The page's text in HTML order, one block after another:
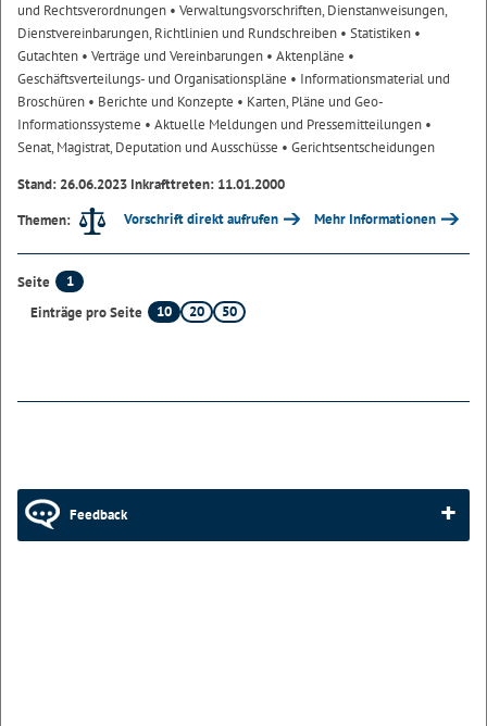
und Rechtsverordnungen • Verwaltungsvorschriften, Dienstanweisungen,
Dienstvereinbarungen, Richtlinien und Rundschreiben • Statistiken •
Gutachten • Verträge und Vereinbarungen • Aktenpläne •
Geschäftsverteilungs- und Organisationspläne • Informationsmaterial und
Broschüren • Berichte und Konzepte • Karten, Pläne und Geo-
Informationssysteme • Aktuelle Meldungen und Pressemitteilungen •
Senat, Magistrat, Deputation und Ausschüsse • Gerichtsentscheidungen
Stand: 26.06.2023 Inkrafttreten: 11.01.2000
Themen:
Vorschrift direkt aufrufen Mehr Informationen
Seite
1
Einträge pro Seite
10 20 50
Feedback